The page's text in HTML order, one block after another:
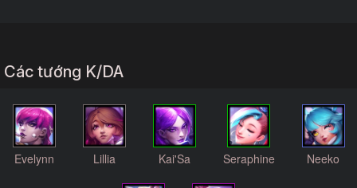
Các tướng K/DA
Evelynn Lillia Kai'Sa Seraphine Neeko